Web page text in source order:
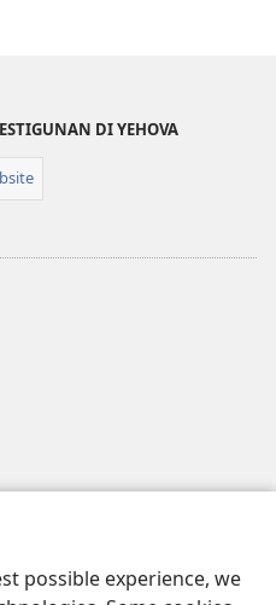
possible experience, we
DI YEHOVA